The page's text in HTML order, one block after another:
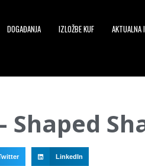
DOGAĐANJA IZLOŽBE KUF AKTUALNA
Shaped
LinkedIn